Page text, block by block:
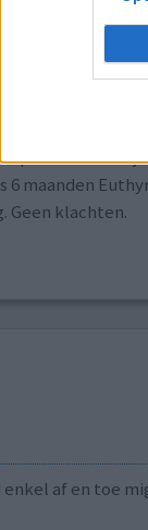
gebruiken
Ik ervaar
opeens
6 maanden
Geen klachten.
enkel af en toe